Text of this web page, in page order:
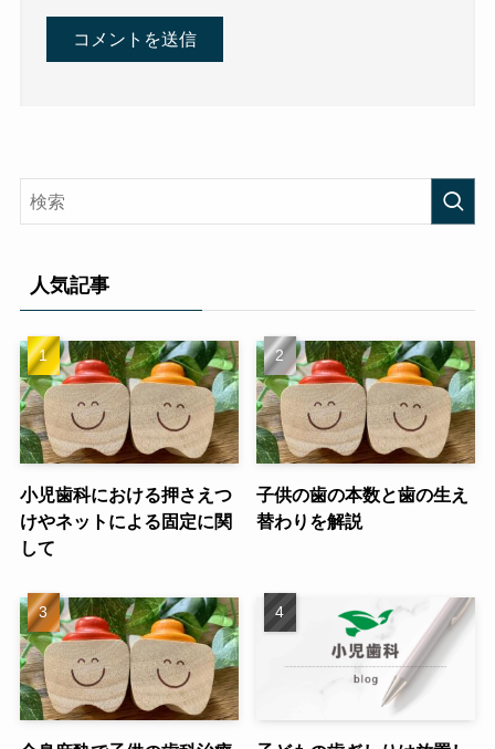
人気記事
小児歯科における押さえつ
けやネットによる固定に関
して
子供の歯の本数と歯の生え
替わりを解説